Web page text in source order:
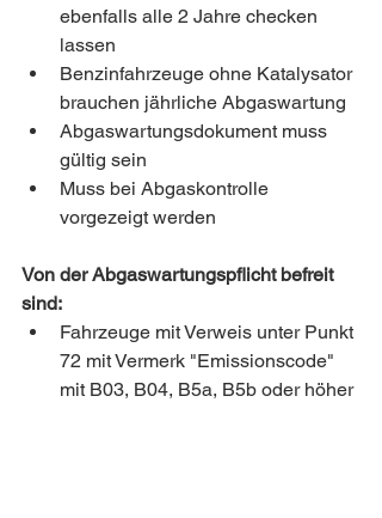
ebenfalls alle 2 Jahre checken
lassen
Benzinfahrzeuge ohne Katalysator
brauchen jährliche Abgaswartung
Abgaswartungsdokument muss
gültig sein
Muss bei Abgaskontrolle
vorgezeigt werden
Von der Abgaswartungspflicht befreit
sind:
Fahrzeuge mit Verweis unter Punkt
72 mit Vermerk "Emissionscode"
mit B03, B04, B5a, B5b oder höher